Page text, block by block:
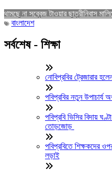
থামছে না সব্বেজ টাওয়ার ছাত্রীনিবাস
বাংলাদেশ
সর্বশেষ - শিক্ষা
নোবিপ্রবির ট্রেজারার
পবিপ্রবির নতুন
পবিপ্রবি ভিসির বিদায়
তোড়জোড়
পবিপ্রবিতে শিক্ষকদের
লড়াই